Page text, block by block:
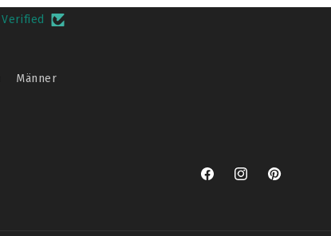
Verified
Männer
FacebookInstagramPinterest